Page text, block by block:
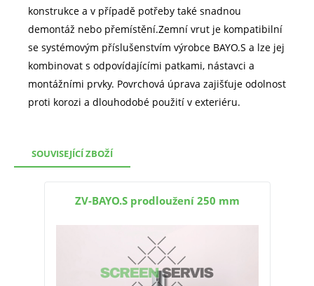
konstrukce a v případě potřeby také snadnou
demontáž nebo přemístění.Zemní vrut je kompatibilní
se systémovým příslušenstvím výrobce BAYO.S a lze jej
kombinovat s odpovídajícími patkami, nástavci a
montážními prvky. Povrchová úprava zajišťuje odolnost
proti korozi a dlouhodobé použití v exteriéru.
SOUVISEJÍCÍ ZBOŽÍ
ZV-BAYO.S prodloužení 250 mm